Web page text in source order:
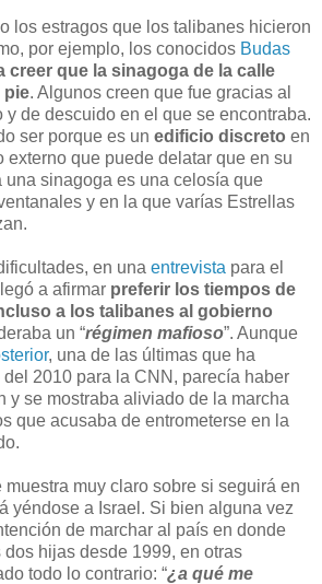
los estragos que los talibanes hicieron
por ejemplo, los conocidos Budas
creer que la sinagoga de la calle
pie. Algunos creen que fue gracias al
y de descuido en el que se encontraba.
ser porque es un edificio discreto en
externo que puede delatar que en su
una sinagoga es una celosía que
y en la que varías Estrellas
en una entrevista para el
a afirmar preferir los tiempos de
a los talibanes al gobierno
un “régimen mafioso”. Aunque
, una de las últimas que ha
2010 para la CNN, parecía haber
y se mostraba aliviado de la marcha
que acusaba de entrometerse en la
muy claro sobre si seguirá en
yéndose a Israel. Si bien alguna vez
de marchar al país en donde
hijas desde 1999, en otras
todo lo contrario: “¿a qué me